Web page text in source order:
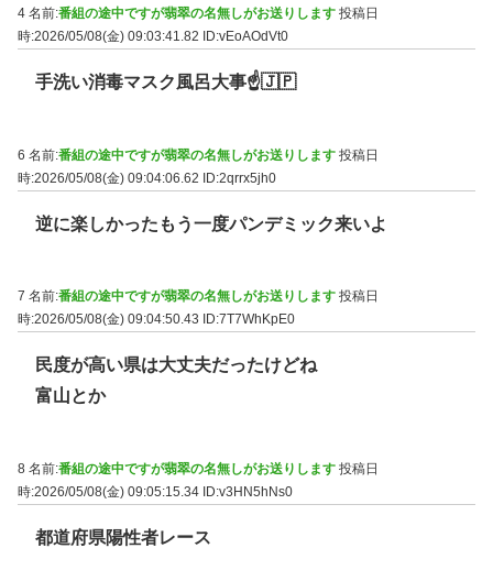
4 名前:番組の途中ですが翡翠の名無しがお送りします 投稿日
時:2026/05/08(金) 09:03:41.82
ID:vEoAOdVt0
手洗い消毒マスク風呂大事☝🇯🇵
6 名前:番組の途中ですが翡翠の名無しがお送りします 投稿日
時:2026/05/08(金) 09:04:06.62 ID:2qrrx5jh0
逆に楽しかったもう一度パンデミック来いよ
7 名前:番組の途中ですが翡翠の名無しがお送りします 投稿日
時:2026/05/08(金) 09:04:50.43
ID:7T7WhKpE0
民度が高い県は大丈夫だったけどね
富山とか
8 名前:番組の途中ですが翡翠の名無しがお送りします 投稿日
時:2026/05/08(金) 09:05:15.34 ID:v3HN5hNs0
都道府県陽性者レース